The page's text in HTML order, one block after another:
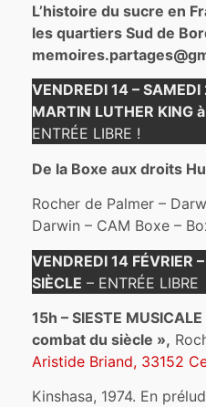
L’histoire du sucre en
les quartiers Sud de
VENDREDI 14 – SAMEDI
MARTIN LUTHER KING
ENTRÉE LIBRE !
De la Boxe aux droits
Rocher de Palmer –
Darwin – CAM Boxe –
VENDREDI 14 FÉVRIER
SIÈCLE – ENTRÉE LIBRE
15h – SIESTE
combat du siècle »,
Aristide Briand, 33152
Kinshasa, 1974. En